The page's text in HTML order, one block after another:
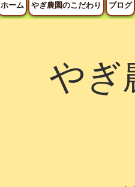
ホーム やぎ農園のこだわり ブログ
やぎ